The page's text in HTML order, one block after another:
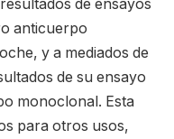
de ensayos
anticuerpo
y a mediados de
de su ensayo
monoclonal. Esta
para otros usos,